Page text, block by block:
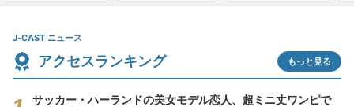
J-CAST ニュース
アクセスランキング もっと見る
サッカー・ハーランドの美女モデル恋人、超ミニ丈ワンピで